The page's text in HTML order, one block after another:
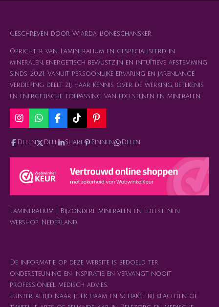
Geschreven door Wiarda Boneschansker
Oprichter van Lamineralium en gespecialiseerd in
mineralen, energetisch bewustzijn en intuïtieve afstemming
sinds 2021. Vanuit persoonlijke ervaring en jarenlange
verdieping deelt zij haar kennis over de werking, betekenis
en energetische toepassing van edelstenen en mineralen.
I
n
s
a
r
a
W
h
a
t
s
p
p
F
a
c
e
b
T
i
k
o
P
i
n
e
e
s
Delen Deel Share Pinnen Delen
Lamineralium | Bijzondere mineralen en edelstenen
webshop Nederland
De informatie op deze website is bedoeld ter
ondersteuning en inspiratie, en vervangt nooit
professioneel medisch advies.
Luister altijd naar je lichaam en schakel bij klachten of